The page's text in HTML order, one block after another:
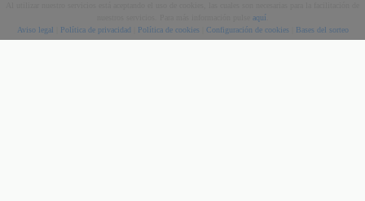
aquí
Aviso legal
Política de privacidad Política de cookies| Configuración de cookies| Bases del sorteo